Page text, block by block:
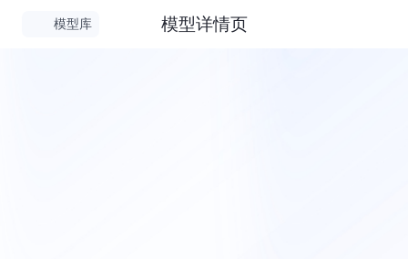
模型库 模型详情页